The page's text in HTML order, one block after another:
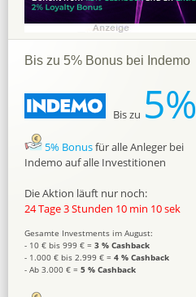
Bis zu 5% Bonus bei Indemo
Bis zu 5%
5% Bonusfür alle Anleger bei
Indemo auf alle Investitionen
Die Aktion läuft nur noch:
24 Tage 3 Stunden 10 min 9 sek
Gesamte Investments im August:
- 10 € bis 999 € = 3 % Cashback
- 1.000 € bis 2.999 € = 4 % Cashback
- Ab 3.000 € = 5 % Cashback